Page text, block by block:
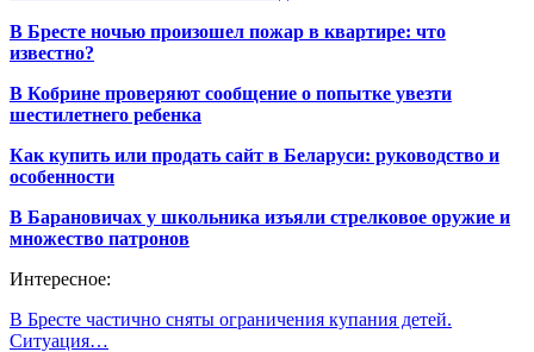
В Бресте ночью произошел пожар в квартире: что
известно?
В Кобрине проверяют сообщение о попытке увезти
шестилетнего ребенка
Как купить или продать сайт в Беларуси: руководство и
особенности
В Барановичах у школьника изъяли стрелковое оружие и
множество патронов
Интересное:
В Бресте частично сняты ограничения купания детей.
Ситуация…